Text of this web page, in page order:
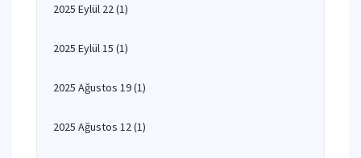
2025 Eylül 22(1)
2025 Eylül 15 (1)
2025 Ağustos 19(1)
2025 Ağustos 12(1)